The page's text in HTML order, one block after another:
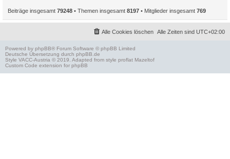
Beiträge insgesamt 79248 • Themen insgesamt 8197 • Mitglieder insgesamt 769
Alle Zeiten sind UTC+02:00
Alle Cookies löschen
Powered by phpBB® Forum Software © phpBB Limited
Deutsche Übersetzung durch phpBB.de
Style VACC-Austria © 2019. Adapted from style proflat Mazeltof
Custom Code extension for phpBB